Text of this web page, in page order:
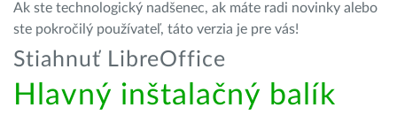
Ak ste technologický nadšenec, ak máte radi novinky alebo
ste pokročilý používateľ, táto verzia je pre vás!
Stiahnuť LibreOffice
Hlavný inštalačný balík